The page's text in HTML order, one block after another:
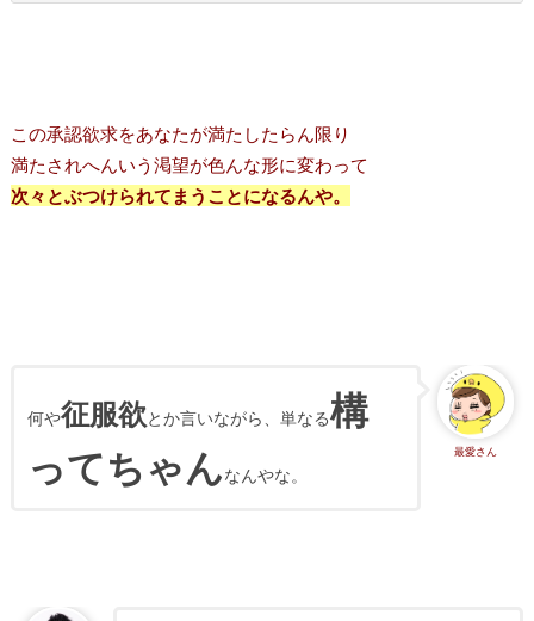
この承認欲求をあなたが満たしたらん限り
満たされへんいう渇望が色んな形に変わって
次々とぶつけられてまうことになるんや。
最愛さん
何や征服欲とか言いながら、単なる構
ってちゃんなんやな。